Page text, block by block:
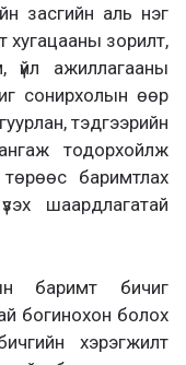
засгийн аль нэг
хугацааны зорилт,
үйл ажиллагааны
сонирхолын өөр
тэдгээрийн
тодорхойлж
баримтлах
шаардлагатай
баримт бичиг
богинохон болох
хэрэгжилт